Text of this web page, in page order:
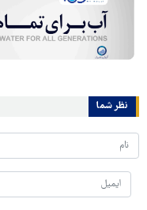
نظر شما